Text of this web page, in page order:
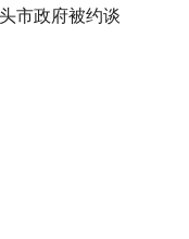
市政府被约谈